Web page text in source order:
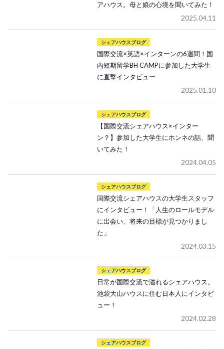
アハウス。母と娘の心境を聞いてみた！
2025.04.11
シェアハウスブログ
国際交流×英語×インターンの6週間！国
内短期留学BH CAMPに参加した大学生
に直撃インタビュー
2025.01.10
シェアハウスブログ
【国際交流シェアハウス×インター
ン？】参加した大学生にホンネの話、聞
いてみた！
2024.04.05
シェアハウスブログ
国際交流シェアハウスの大学生スタッフ
にインタビュー！「人生のロールモデル
に出会い、将来の目標が見つかりまし
た」
2024.03.15
シェアハウスブログ
日常が国際交流で溢れるシェアハウス。
池袋大山ハウスに住む日本人にインタビ
ュー！
2024.02.28
シェアハウスブログ